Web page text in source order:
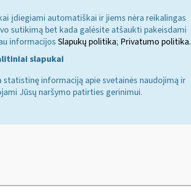
įdiegiami automatiškai ir jiems nėra reikalingas
sutikimą bet kada galėsite atšaukti pakeisdami
informacijos Slapukų politika; Privatumo politika.
slapukai
statistinę informaciją apie svetainės naudojimą ir
Jūsų naršymo patirties gerinimui.